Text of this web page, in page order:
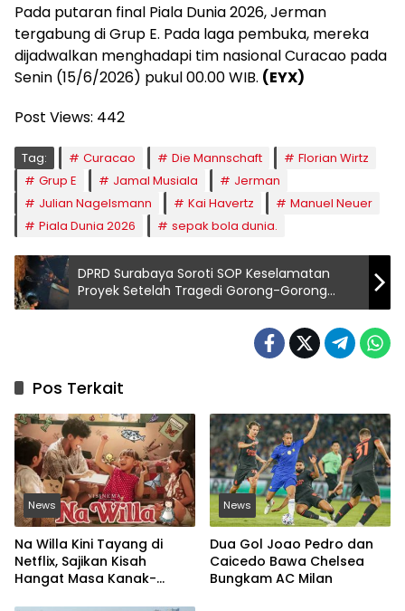
Pada putaran final Piala Dunia 2026, Jerman
tergabung di Grup E. Pada laga pembuka, mereka
dijadwalkan menghadapi tim nasional Curacao pada
Senin (15/6/2026) pukul 00.00 WIB. (EYX)
Post Views: 442
Tag: Curacao Die Mannschaft
Florian Wirtz
Grup E
Jamal Musiala
Jerman
Julian Nagelsmann
Kai Havertz
Manuel Neuer
Piala Dunia 2026
sepak bola dunia.
DPRD Surabaya Soroti SOP Keselamatan
Proyek Setelah Tragedi Gorong-Gorong
Margorejo
Pos Terkait
News
Na Willa Kini Tayang di
Netflix, Sajikan Kisah
Hangat Masa Kanak-
News
Dua Gol Joao Pedro dan
Caicedo Bawa Chelsea
Bungkam AC Milan